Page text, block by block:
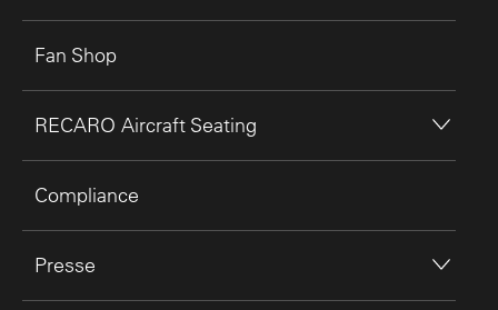
Fan Shop
RECARO Aircraft Seating
Compliance
Presse